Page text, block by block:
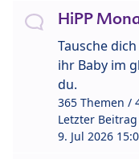
HiPP
Tausche
ihr Baby im
du.
365 Themen /
Letzter
9. Jul 2026